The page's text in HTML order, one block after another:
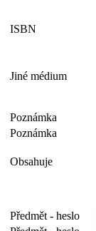
ISBN
Jiné médium
Poznámka
Poznámka
Obsahuje
Předmět - heslo